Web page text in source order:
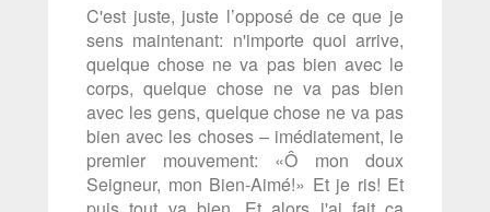
C'est juste, juste l’opposé de ce que je
sens maintenant: n'importe quoi arrive,
quelque chose ne va pas bien avec le
corps, quelque chose ne va pas bien
avec les gens, quelque chose ne va pas
bien avec les choses – imédiatement, le
premier mouvement: «Ô mon doux
Seigneur, mon Bien-Aimé!» Et je ris! Et